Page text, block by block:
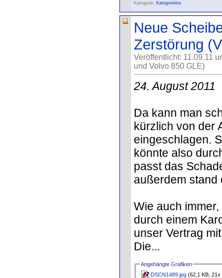
Kategorie: Kategorielos
Neue
Zerstörung
Veröffentlicht: 11.09.11
und Volvo 850 GLE)
24. August 2011
Da kann man
kürzlich von der
eingeschlagen.
könnte also
passt das
außerdem stand
Wie auch
durch einem
unser Vertrag
Die...
Angehängte Grafiken
DSCN1489.jpg (62,1 KB,